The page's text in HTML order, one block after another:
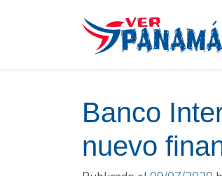
Banco
nuevo